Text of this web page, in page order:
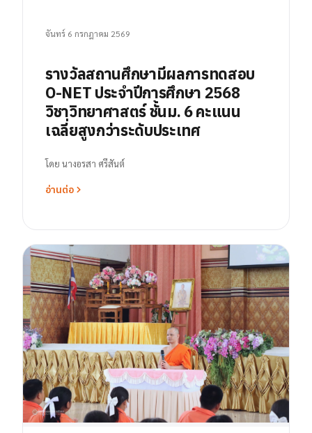
จันทร์ 6 กรกฎาคม 2569
รางวัลสถานศึกษามีผลการทดสอบ
O-NET ประจำปีการศึกษา 2568
วิชาวิทยาศาสตร์ ชั้นม. 6 คะแนน
เฉลี่ยสูงกว่าระดับประเทศ
โดย นางอรสา ศรีสันต์
อ่านต่อ